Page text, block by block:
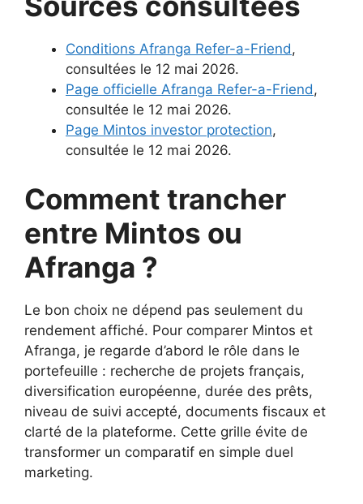
Conditions Afranga Refer-a-Friend,
consultées le 12 mai 2026.
Page officielle Afranga Refer-a-Friend,
consultée le 12 mai 2026.
Page Mintos investor protection,
consultée le 12 mai 2026.
Comment trancher
entre Mintos ou
Afranga ?
Le bon choix ne dépend pas seulement du
rendement affiché. Pour comparer Mintos et
Afranga, je regarde d’abord le rôle dans le
portefeuille : recherche de projets français,
diversification européenne, durée des prêts,
niveau de suivi accepté, documents fiscaux et
clarté de la plateforme. Cette grille évite de
transformer un comparatif en simple duel
marketing.